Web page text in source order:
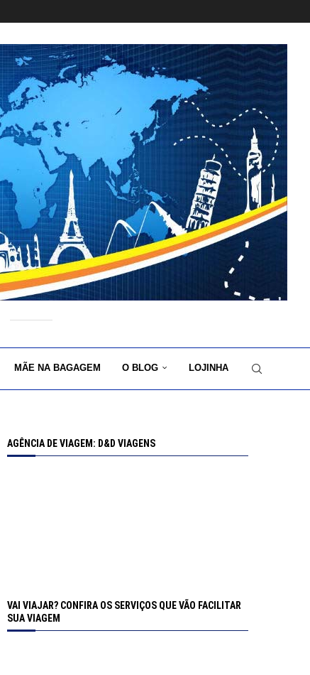
MÃE NA BAGAGEM O BLOG LOJINHA
AGÊNCIA DE VIAGEM: D&D VIAGENS
VAI VIAJAR? CONFIRA OS SERVIÇOS QUE VÃO FACILITAR
SUA VIAGEM